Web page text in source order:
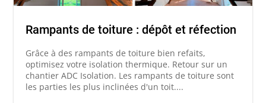
Rampants de toiture : dépôt et réfection
Grâce à des rampants de toiture bien refaits,
optimisez votre isolation thermique. Retour sur un
chantier ADC Isolation. Les rampants de toiture sont
les parties les plus inclinées d'un toit....